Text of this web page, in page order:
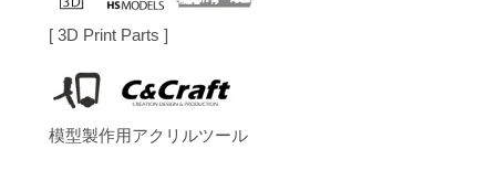
[ 3D Print Parts ]
模型製作用アクリルツール